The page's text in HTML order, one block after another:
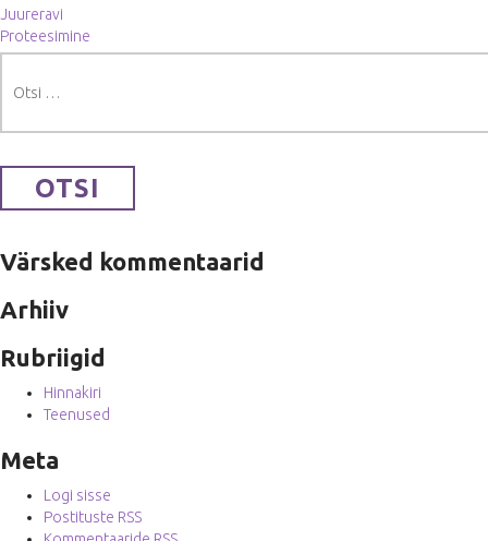
Navigeerimine
Juureravi
Proteesimine
Otsi:
Värsked kommentaarid
Arhiiv
Rubriigid
Hinnakiri
Teenused
Meta
Logi sisse
Postituste RSS